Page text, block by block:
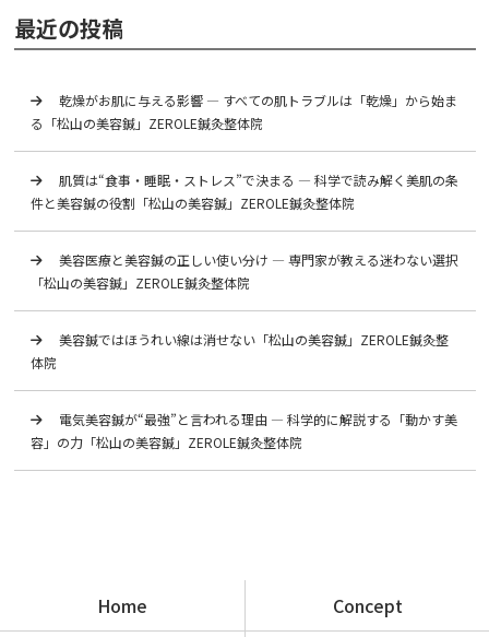
最近の投稿
乾燥がお肌に与える影響 ― すべての肌トラブルは「乾燥」から始ま
る「松山の美容鍼」ZEROLE鍼灸整体院
肌質は“食事・睡眠・ストレス”で決まる ― 科学で読み解く美肌の条
件と美容鍼の役割「松山の美容鍼」ZEROLE鍼灸整体院
美容医療と美容鍼の正しい使い分け ― 専門家が教える迷わない選択
「松山の美容鍼」ZEROLE鍼灸整体院
美容鍼ではほうれい線は消せない「松山の美容鍼」ZEROLE鍼灸整
体院
電気美容鍼が“最強”と言われる理由 ― 科学的に解説する「動かす美
容」の力「松山の美容鍼」ZEROLE鍼灸整体院
Home Concept